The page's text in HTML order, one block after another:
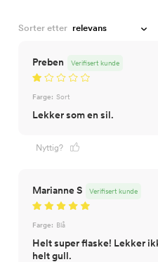
Sorter etter
Preben Verifisert kunde
Farge: Sort
Lekker som en sil.
Nyttig?
Marianne S Verifisert kunde
Farge: Blå
Helt super flaske! Lekker
helt gull.